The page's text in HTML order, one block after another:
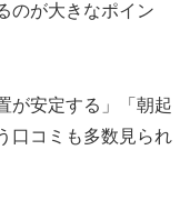
のが大きなポイン
が安定する」「朝起
口コミも多数見られ